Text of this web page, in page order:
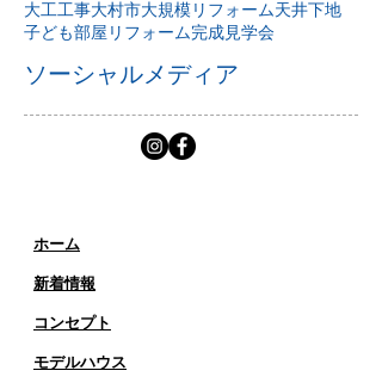
外壁工事外壁材外構工事 外観デザイン
大工工事 大村市 大規模リフォーム
子ども部屋リフォーム完成見学会
ソーシャルメディア
ホーム
新着情報
コンセプト